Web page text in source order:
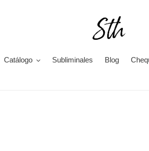
Catálogo Subliminales Blog